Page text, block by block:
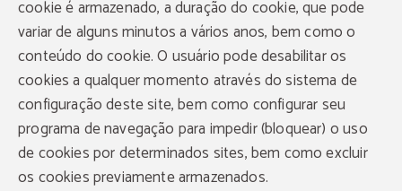
cookie é armazenado, a duração do cookie, que pode
variar de alguns minutos a vários anos, bem como o
conteúdo do cookie. O usuário pode desabilitar os
cookies a qualquer momento através do sistema de
configuração deste site, bem como configurar seu
programa de navegação para impedir (bloquear) o uso
de cookies por determinados sites, bem como excluir
os cookies previamente armazenados.